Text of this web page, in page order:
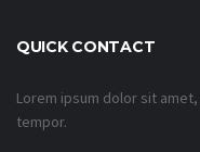
QUICK CONTACT
Lorem ipsum dolor sit
tempor.